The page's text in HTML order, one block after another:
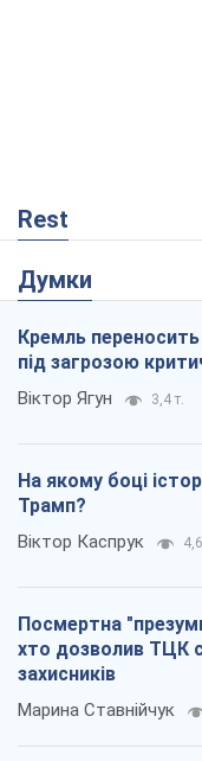
Rest
Думки
Кремль
під загрозою
Віктор Ягун 3,4 т.
На якому боці
Трамп?
Віктор Каспрук
Посмертна
хто дозволив ТЦК
захисників
Марина Ставнійчук